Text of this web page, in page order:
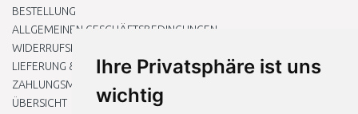
Ihre Privatsphäre ist uns
wichtig
BESTELLUNG
ALLGEMEINEN GESCHÄFTSBEDINGUNGEN
WIDERRUFSRECHT
LIEFERUNG & ZAHLUNG
ZAHLUNGSMETHODEN
ÜBERSICHT